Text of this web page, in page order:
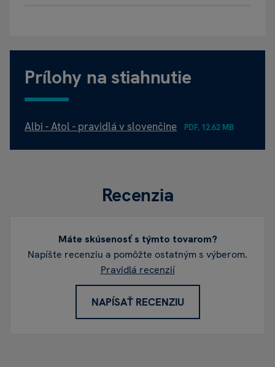
Prílohy na stiahnutie
Albi - Atol - pravidlá v slovenčine PDF, 12.62 MB
Recenzia
Máte skúsenosť s týmto tovarom?
Napíšte recenziu a pomôžte ostatným s výberom.
Pravidlá recenzií
NAPÍSAŤ RECENZIU